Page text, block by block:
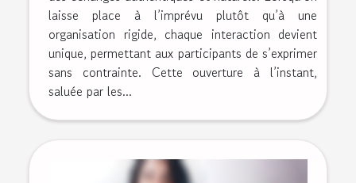
laisse place à l’imprévu plutôt qu’à une
organisation rigide, chaque interaction devient
unique, permettant aux participants de s’exprimer
sans contrainte. Cette ouverture à l’instant,
saluée par les...